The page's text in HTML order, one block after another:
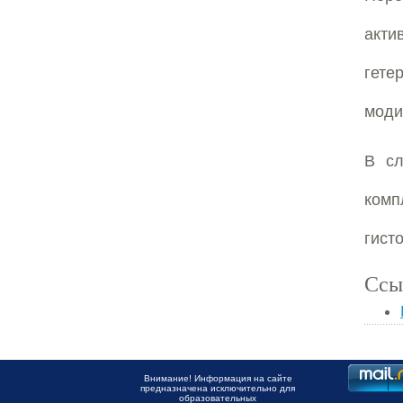
В
Внимание! Информация на сайте
предназначена исключительно для
образовательных